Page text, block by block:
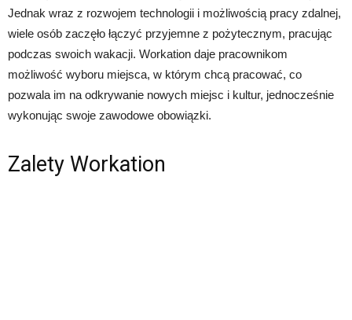
Jednak wraz z rozwojem technologii i możliwością pracy zdalnej,
wiele osób zaczęło łączyć przyjemne z pożytecznym, pracując
podczas swoich wakacji. Workation daje pracownikom
możliwość wyboru miejsca, w którym chcą pracować, co
pozwala im na odkrywanie nowych miejsc i kultur, jednocześnie
wykonując swoje zawodowe obowiązki.
Zalety Workation